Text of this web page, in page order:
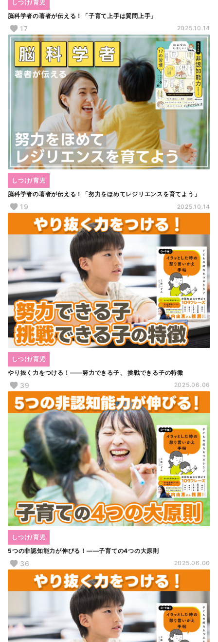
脳科学者の著者が伝える！「子育て上手は質問上手」
しつけ/育児
17 2025.10.14
脳科学者の著者が伝える！「努力をほめてレジリエンスを育てよう」
しつけ/育児
19 2025.10.14
やり抜く力をつける！――努力できる子、 挑戦できる子の特徴
しつけ/育児
39 2025.06.06
5つの非認知能力が伸びる！――子育ての4つの大原則
しつけ/育児
36 2025.06.06